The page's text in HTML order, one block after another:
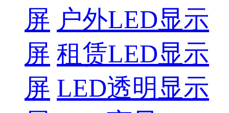
屏 户外LED显示
屏 租赁LED显示
屏 LED透明显示